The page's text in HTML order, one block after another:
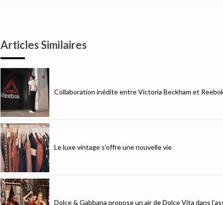
Articles Similaires
Collaboration inédite entre Victoria Beckham et
Le luxe vintage s’offre une nouvelle vie
Dolce & Gabbana propose un air de Dolce Vita dans